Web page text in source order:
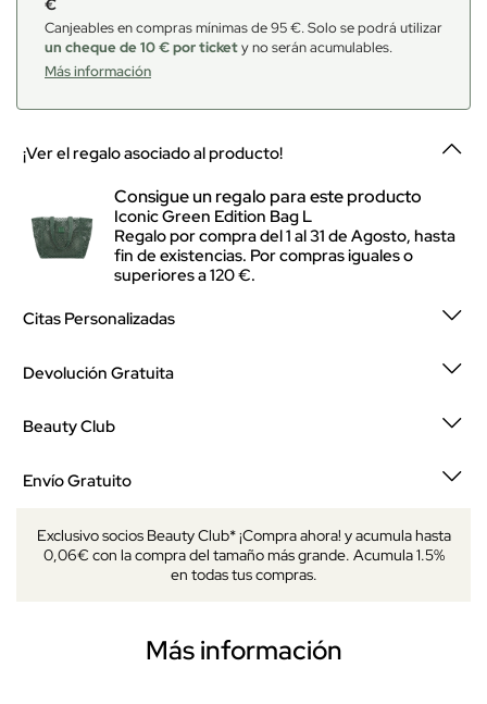
€
Canjeables en compras mínimas de 95 €. Solo se podrá utilizar
un cheque de 10 € por tickety no serán acumulables.
Más información
¡Ver el regalo asociado al producto!
Consigue un regalo para este producto
Iconic Green Edition Bag L
Regalo por compra del 1 al 31 de Agosto, hasta
fin de existencias. Por compras iguales o
superiores a 120 €.
Citas Personalizadas
Devolución Gratuita
Beauty Club
Envío Gratuito
Exclusivo socios Beauty Club* ¡Compra ahora! y acumula hasta
0,06€ con la compra del tamaño más grande. Acumula 1.5%
en todas tus compras.
Más información